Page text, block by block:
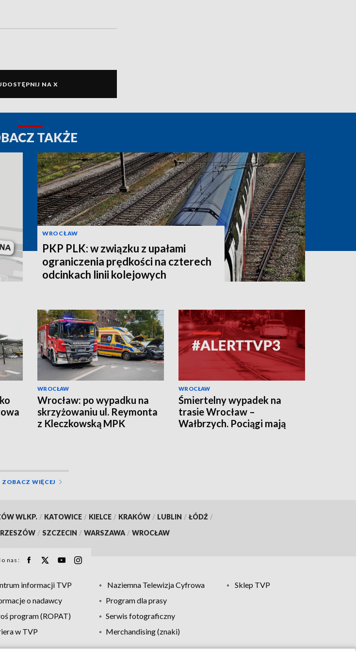
NA X
TAKŻE
WROCŁAW
PKP PLK: w związku z upałami
ograniczenia prędkości na czterech
odcinkach linii kolejowych
WROCŁAW
Wrocław: po wypadku na
skrzyżowaniu ul. Reymonta
z Kleczkowską MPK
WROCŁAW
Śmiertelny wypadek na
trasie Wrocław –
Wałbrzych. Pociągi mają
ZOBACZ WIĘCEJ
WLKP. / KATOWICE / KIELCE / KRAKÓW / LUBLIN / ŁÓDŹ /
RZESZÓW / SZCZECIN / WARSZAWA / WROCŁAW
nas:
informacji TVP Naziemna Telewizja Cyfrowa
Sklep TVP
o nadawcy
Program dla prasy
program (ROPAT)
Serwis fotograficzny
w TVP
Merchandising (znaki)